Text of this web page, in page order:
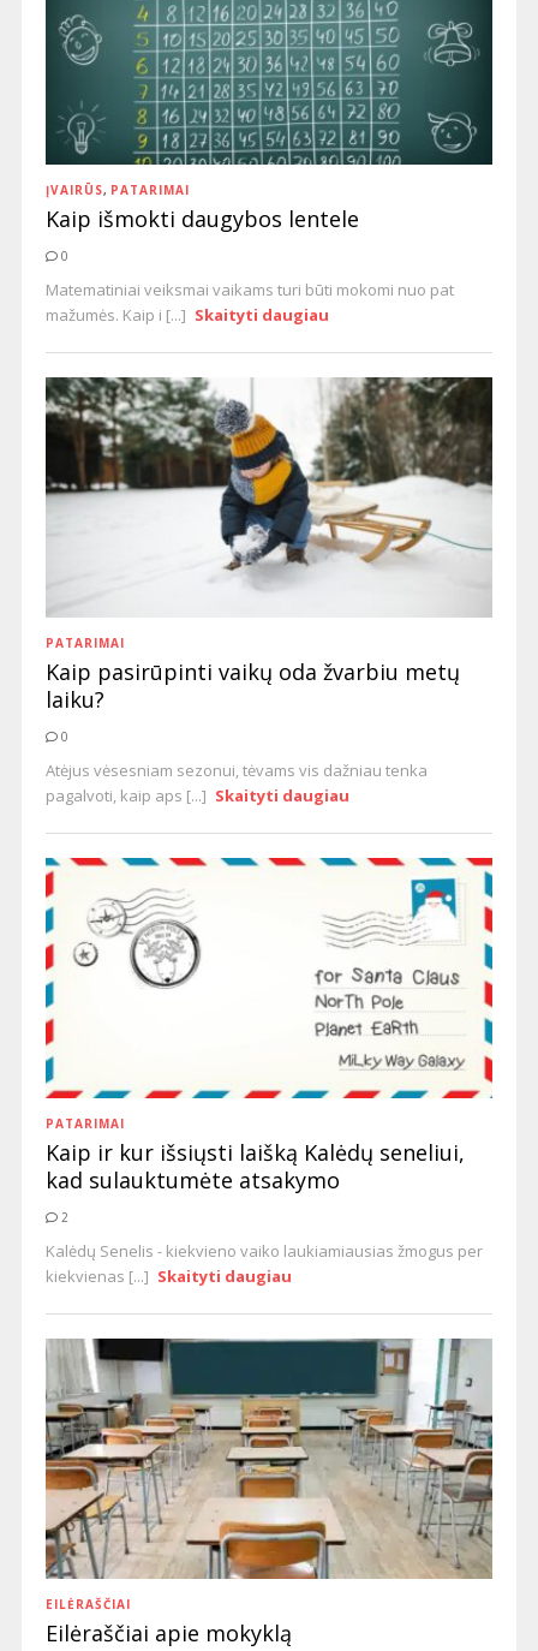
ĮVAIRŪS, PATARIMAI
Kaip išmokti daugybos lentele
0
Matematiniai veiksmai vaikams turi būti mokomi nuo pat
mažumės. Kaip i [...] Skaityti daugiau
PATARIMAI
Kaip pasirūpinti vaikų oda žvarbiu metų
laiku?
0
Atėjus vėsesniam sezonui, tėvams vis dažniau tenka
pagalvoti, kaip aps [...] Skaityti daugiau
PATARIMAI
Kaip ir kur išsiųsti laišką Kalėdų seneliui,
kad sulauktumėte atsakymo
2
Kalėdų Senelis - kiekvieno vaiko laukiamiausias žmogus per
kiekvienas [...] Skaityti daugiau
EILĖRAŠČIAI
Eilėraščiai apie mokyklą